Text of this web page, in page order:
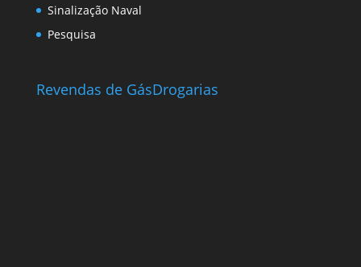
Sinalização Naval
Pesquisa
Revendas de GásDrogarias